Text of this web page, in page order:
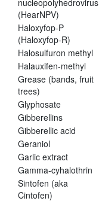
nucleopolyhedrovirus
(HearNPV)
Haloxyfop-P
(Haloxyfop-R)
Halosulfuron methyl
Halauxifen-methyl
Grease (bands, fruit
trees)
Glyphosate
Gibberellins
Gibberellic acid
Geraniol
Garlic extract
Gamma-cyhalothrin
Sintofen (aka
Cintofen)